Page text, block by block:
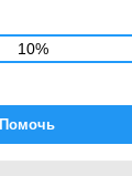
10%
Помочь